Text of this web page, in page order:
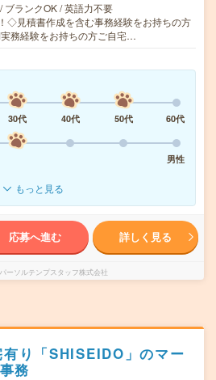
ブランクOK / 英語力不要
◇見積書作成を含む事務経験をお持ちの方
務経験をお持ちの方ご自宅…
30代 40代 50代
60代
男性
もっと見る
応募へ進む 詳しく見る
パーソルテンプスタッフ株式会社
り「SHISEIDO」のマー
務